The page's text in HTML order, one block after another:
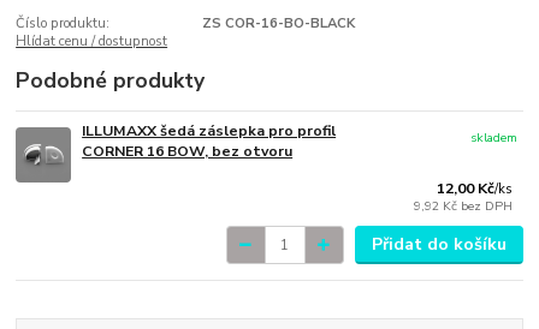
Číslo produktu:
ZS COR-16-BO-BLACK
Hlídat cenu / dostupnost
Podobné produkty
ILLUMAXX šedá záslepka pro profil
CORNER 16 BOW, bez otvoru
12,00 Kč/ks
9,92 Kč bez DPH
skladem
Přidat do košíku